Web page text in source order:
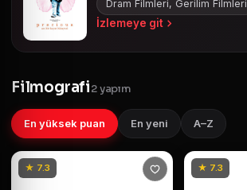
Dram Filmleri, Gerilim Filmleri
İzlemeye git
Filmografi2 yapım
En yüksek puan En yeni A–Z
★ 7.3 ★ 7.3